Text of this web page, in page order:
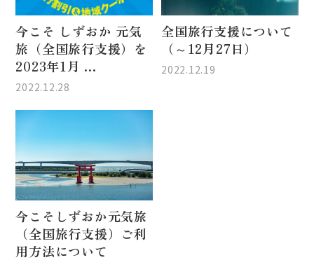
今こそ しずおか 元気
旅（全国旅行支援）を
2023年1月 ...
2022.12.28
全国旅行支援について
（～12月27日）
2022.12.19
今こそしずおか元気旅
（全国旅行支援）ご利
用方法について